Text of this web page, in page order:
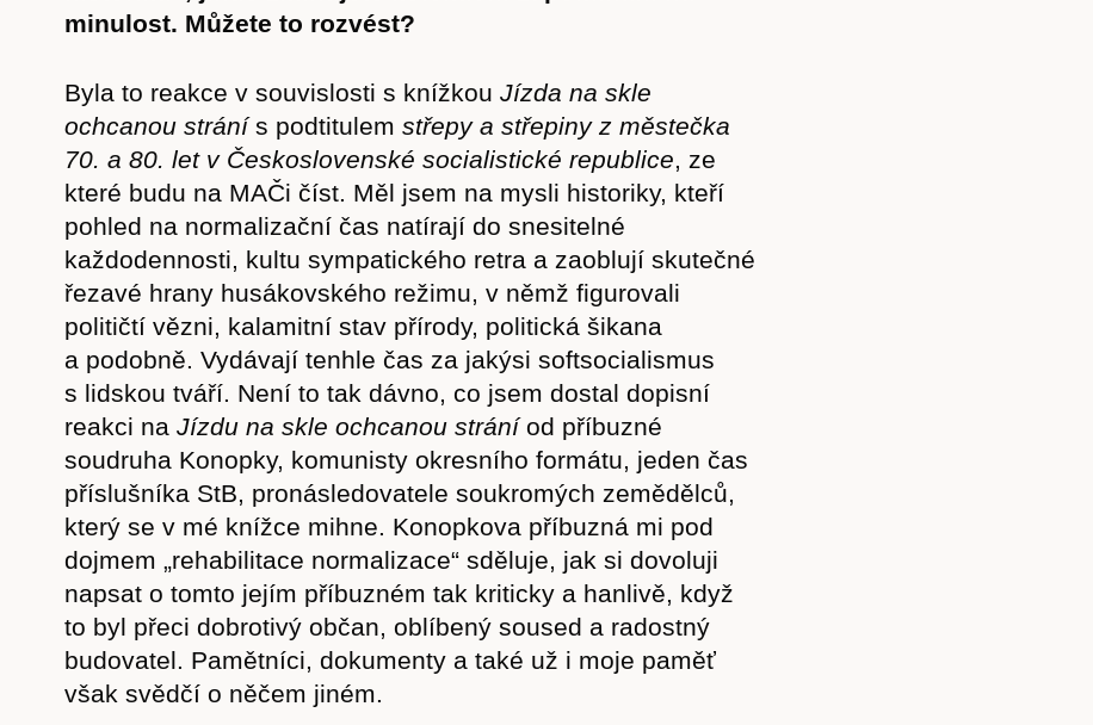
minulost. Můžete to rozvést?
Byla to reakce v souvislosti s knížkou Jízda na skle
ochcanou stránís podtitulem střepy a střepiny z městečka
70. a 80. let v Československé socialistické republice, ze
které budu na MAČi číst. Měl jsem na mysli historiky, kteří
pohled na normalizační čas natírají do snesitelné
každodennosti, kultu sympatického retra a zaoblují skutečné
řezavé hrany husákovského režimu, v němž figurovali
političtí vězni, kalamitní stav přírody, politická šikana
a podobně. Vydávají tenhle čas za jakýsi softsocialismus
s lidskou tváří. Není to tak dávno, co jsem dostal dopisní
reakci na Jízdu na skle ochcanou stráníod příbuzné
soudruha Konopky, komunisty okresního formátu, jeden čas
příslušníka StB, pronásledovatele soukromých zemědělců,
který se v mé knížce mihne. Konopkova příbuzná mi pod
dojmem „rehabilitace normalizace“ sděluje, jak si dovoluji
napsat o tomto jejím příbuzném tak kriticky a hanlivě, když
to byl přeci dobrotivý občan, oblíbený soused a radostný
budovatel. Pamětníci, dokumenty a také už i moje paměť
však svědčí o něčem jiném.